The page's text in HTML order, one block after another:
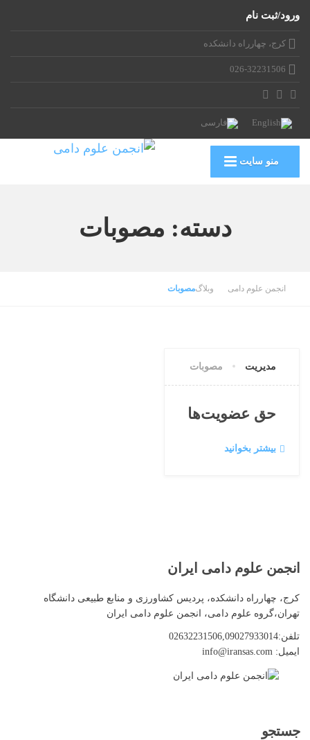
ورود/ثبت نام
کرج، چهارراه دانشکده
026-32231506
منو سایت
دسته: مصوبات
انجمن علوم دامی وبلاگمصوبات 26 ژوئن, 2022
مدیریت مصوبات
حق عضویت‌ها
بیشتر بخوانید
انجمن علوم دامی ایران
کرج، چهارراه دانشکده، پردیس کشاورزی و منابع طبیعی دانشگاه
تهران،گروه علوم دامی، انجمن علوم دامی ایران
تلفن:02632231506,09027933014
ایمیل: info@iransas.com
جستجو